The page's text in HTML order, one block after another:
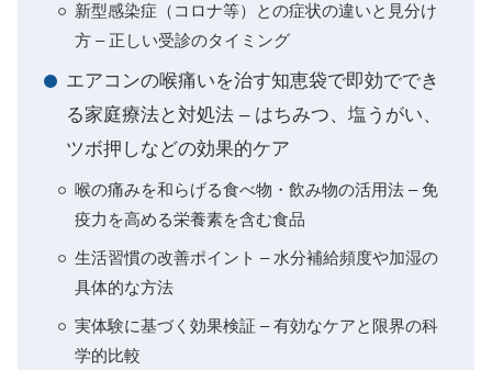
新型感染症（コロナ等）との症状の違いと見分け
方 – 正しい受診のタイミング
エアコンの喉痛いを治す知恵袋で即効ででき
る家庭療法と対処法 – はちみつ、塩うがい、
ツボ押しなどの効果的ケア
喉の痛みを和らげる食べ物・飲み物の活用法 – 免
疫力を高める栄養素を含む食品
生活習慣の改善ポイント – 水分補給頻度や加湿の
具体的な方法
実体験に基づく効果検証 – 有効なケアと限界の科
学的比較